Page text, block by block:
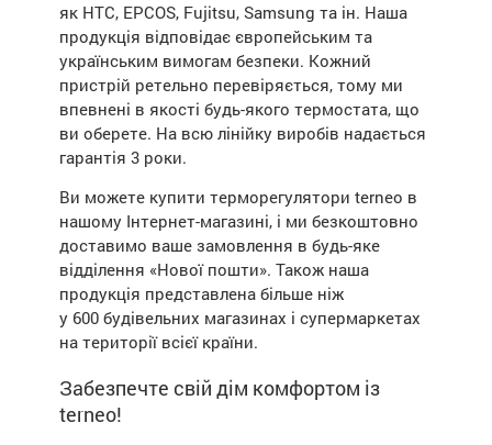
як HTC, EPCOS, Fujitsu, Samsung та ін. Наша
продукція відповідає європейським та
українським вимогам безпеки. Кожний
пристрій ретельно перевіряється, тому ми
впевнені в якості будь-якого термостата, що
ви оберете. На всю лінійку виробів надається
гарантія 3 роки.
Ви можете купити терморегулятори terneo в
нашому Інтернет-магазині, і ми безкоштовно
доставимо ваше замовлення в будь-яке
відділення «Нової пошти». Також наша
продукція представлена більше ніж
у 600 будівельних магазинах і супермаркетах
на території всієї країни.
Забезпечте свій дім комфортом із
terneo!